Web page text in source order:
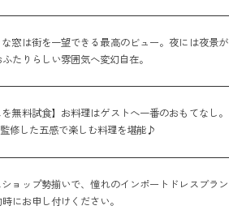
窓は街を一望できる最高のビュー。夜には夜景が
たりらしい雰囲気へ変幻自在。
無料試食】お料理はゲストへ一番のおもてなし。
修した五感で楽しむ料理を堪能♪
ョップ勢揃いで、憧れのインポートドレスブラン
にお申し付けください。